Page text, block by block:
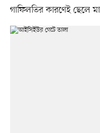
গাফিলতির কারণেই ছেলে